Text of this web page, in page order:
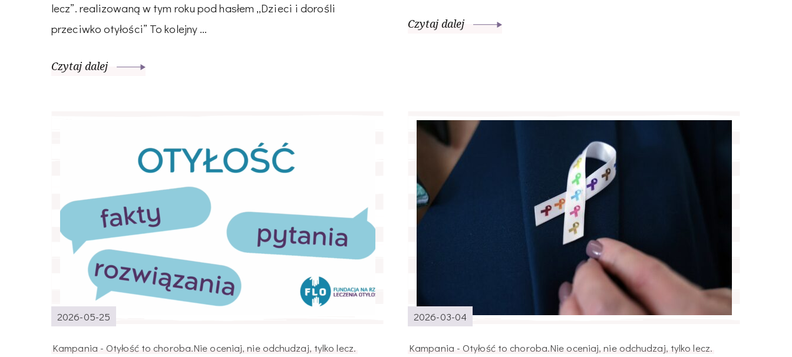
lecz”. realizowaną w tym roku pod hasłem „Dzieci i dorośli
przeciwko otyłości” To kolejny …
Czytaj dalej
Czytaj dalej
2026-05-25
Kampania - Otyłość to choroba.Nie oceniaj, nie odchudzaj, tylko lecz.
2026-03-04
Kampania - Otyłość to choroba.Nie oceniaj, nie odchudzaj, tylko lecz.